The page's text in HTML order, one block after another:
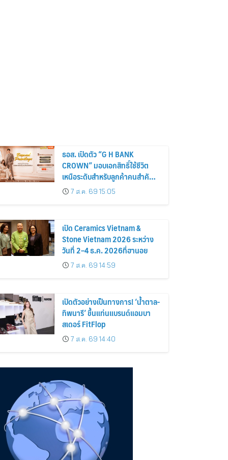
ธอส. เปิดตัว “G H BANK
CROWN” มอบเอกสิทธิ์ใช้ชีวิต
เหนือระดับสำหรับลูกค้าคนสำคัญ
ตอกย้ำบทบาท Beyond Housing
Bank
7 ส.ค. 69 15:05
เปิด Ceramics Vietnam &
Stone Vietnam 2026 ระหว่าง
วันที่ 2–4 ธ.ค. 2026ที่ฮานอย
7 ส.ค. 69 14:59
เปิดตัวอย่างเป็นทางการ! ‘น้ำตาล-
ทิพนารี’ ขึ้นแท่นแบรนด์แอมบา
สเดอร์ FitFlop
7 ส.ค. 69 14:40